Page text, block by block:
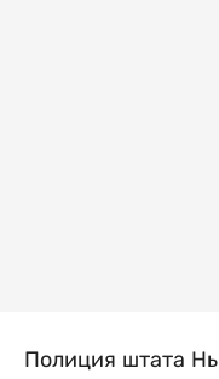
Полиция штата